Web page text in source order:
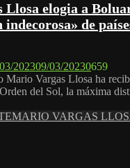
Llosa elogia a
de
202309/03/20230659
Mario Vargas Llosa ha
del Sol, la máxima
MARIO VARGAS